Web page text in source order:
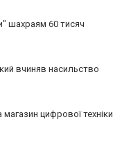
шахраям 60 тисяч
вчиняв насильство
магазин цифрової техніки